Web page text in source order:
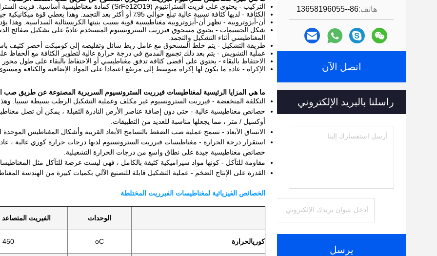
هاتف:86--13658196055
اتصل الآن
راسلنا بالبريد الإلكتروني
يرسل
التركيب - يحتوي على فريت السترانتيوم (SrFe12O19) كمادة مغناطيسية أساسية. فريت السترانتيوم له خصائص مغناطيسية جيدة وغير مكلفة في الإنتاج.
الكثافة - لديها كثافة نسبية عالية تبلغ حوالي 95٪ أو أكثر بعد التجمد. وهذا يعطي قوة ميكانيكية جيدة.
أن-أيزوتروبية - تظهر أن-أيزوتروبية مغناطيسية قوية بسبب بنيتها الكريستالية السداسية.
شكل الجسيمات - يحتوي مسحوق فيرريت السترونسيوم المستخدم عادةً على تشكيل صفائح
المغناطيسي أثناء التشكيل والتجمد.
طريقة التشكيل - يتم خلط المسحوق مع عامل ربط سائل وتقليصه إلى كومبكت أخضر كثيف
عملية التشويش - يتم بعد ذلك تجميع المدمج في درجة حرارة عالية لتطوير الكثافة مع
الاحتفاظ بالبقاء - يحتوي على أقصى كثافة تدفق مغناطيسي أو الاحتفاظ بالبقاء على طول محور
الإكراه - عادة ما يكون لها إكراه متوسط إلى مرتفع اعتمادا على المواد الإضافية والكثافة
ما هي المزايا الرئيسية لمغناطيسات فيرريت السترونسيوم السريرية المصنوعة عن طريق
التكلفة المنخفضة - فيرريت السترونسيوم غير مكلف وعملية التشكيل الرطب بسيطة نسبيا.
أوكسيل / متر ، مما يجعلها مناسبة للعديد من التطبيقات.
الاتساق الأبعاد - تسمح عملية صب الضغط بالتسامح الأبعاد القريبة وأشكال المغناطيس الموحدة
خصائص مغناطيسية جيدة على نطاق واسع من درجات الحرارة التشغيلية.
مقاومة للتآكل - كونها مواد سيراميكية كثيفة بالكامل ، فهي ليست عرضة للتآكل مثل
القدرة على الإنتاج الضخم - عملية التشكيل قابلة للتصنيع الآلي بكميات كبيرة من الهندسة
الخصائص الفيزيائية لمغناطيسات الفيرريت المختلطة
الوحدات الفيريت
كوريالحرارة oC
450